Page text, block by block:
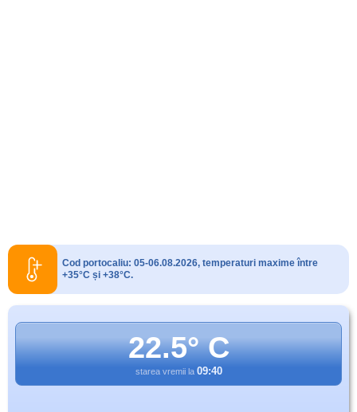
Cod portocaliu: 05-06.08.2026, temperaturi maxime între
+35°C și +38°C.
22.5° C
starea vremii la 09:40